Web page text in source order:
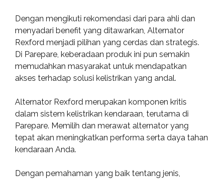
Dengan mengikuti rekomendasi dari para ahli dan
menyadari benefit yang ditawarkan, Alternator
Rexford menjadi pilihan yang cerdas dan strategis.
Di Parepare, keberadaan produk ini pun semakin
memudahkan masyarakat untuk mendapatkan
akses terhadap solusi kelistrikan yang andal.
Alternator Rexford merupakan komponen kritis
dalam sistem kelistrikan kendaraan, terutama di
Parepare. Memilih dan merawat alternator yang
tepat akan meningkatkan performa serta daya tahan
kendaraan Anda.
Dengan pemahaman yang baik tentang jenis,